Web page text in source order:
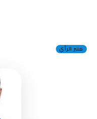
منبر الرأي